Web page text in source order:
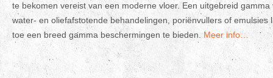
te bekomen vereist van een moderne vloer. Een uitgebreid gamma
water- en oliefafstotende behandelingen, poriënvullers of emulsies
toe een breed gamma beschermingen te bieden.Meer info…